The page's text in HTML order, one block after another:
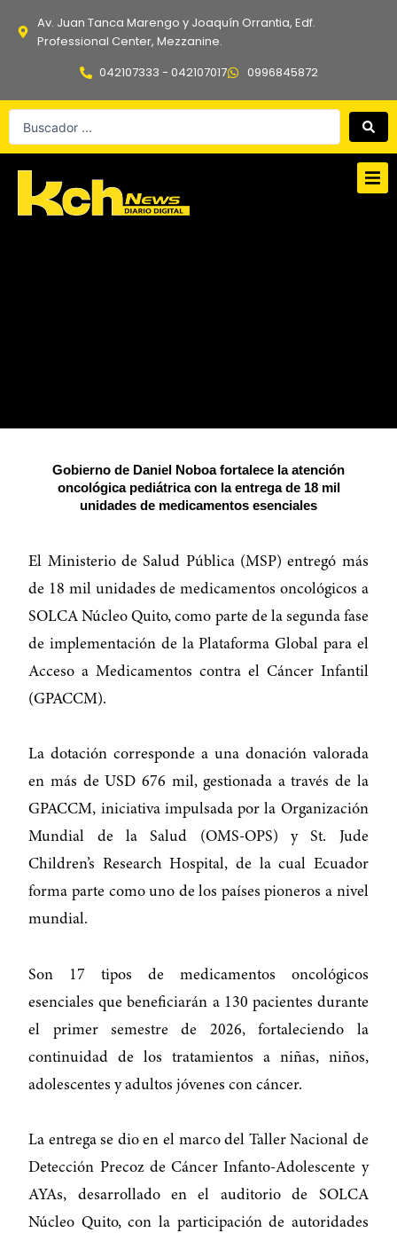
Av. Juan Tanca Marengo y Joaquín Orrantia, Edf.
Professional Center, Mezzanine.
042107333 - 042107017
0996845872
Search
Gobierno de Daniel Noboa fortalece la atención
oncológica pediátrica con la entrega de 18 mil
unidades de medicamentos esenciales
El Ministerio de Salud Pública (MSP) entregó más
de 18 mil unidades de medicamentos oncológicos a
SOLCA Núcleo Quito, como parte de la segunda fase
de implementación de la Plataforma Global para el
Acceso a Medicamentos contra el Cáncer Infantil
(GPACCM).
La dotación corresponde a una donación valorada
en más de USD 676 mil, gestionada a través de la
GPACCM, iniciativa impulsada por la Organización
Mundial de la Salud (OMS-OPS) y St. Jude
Children’s Research Hospital, de la cual Ecuador
forma parte como uno de los países pioneros a nivel
mundial.
Son 17 tipos de medicamentos oncológicos
esenciales que beneficiarán a 130 pacientes durante
el primer semestre de 2026, fortaleciendo la
continuidad de los tratamientos a niñas, niños,
adolescentes y adultos jóvenes con cáncer.
La entrega se dio en el marco del Taller Nacional de
Detección Precoz de Cáncer Infanto-Adolescente y
AYAs, desarrollado en el auditorio de SOLCA
Núcleo Quito, con la participación de autoridades